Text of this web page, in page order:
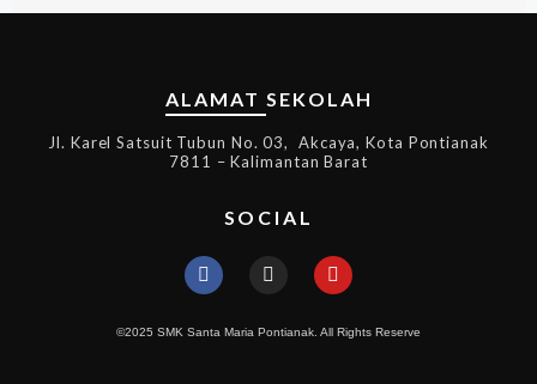
ALAMAT SEKOLAH
Jl. Karel Satsuit Tubun No. 03, Akcaya, Kota Pontianak
7811 – Kalimantan Barat
SOCIAL
©2025 SMK Santa Maria Pontianak. All Rights Reserve